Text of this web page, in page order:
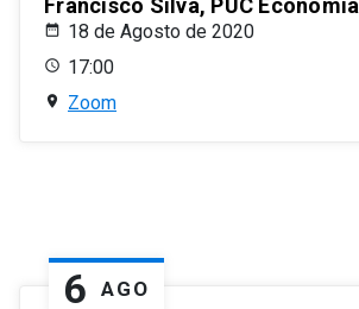
Francisco Silva, PUC Economía
18 de Agosto de 2020
17:00
Zoom
6 AGO